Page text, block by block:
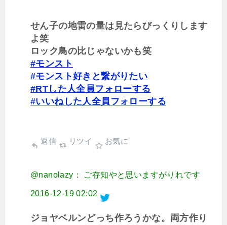
せん子の地雷の量は見たらびっくりします
よ笑
ロック鳥の比じゃないかも笑
#モンスト
#モンスト好きと繋がりたい
#RTした人全員フォローする
#いいねした人全員フォローする
返信 リツイ お気に
@nanolazy： ご存知やと思いますがりれです
2016-12-19 02:02
ジョヤベルンどっち作ろうかな。両方作り